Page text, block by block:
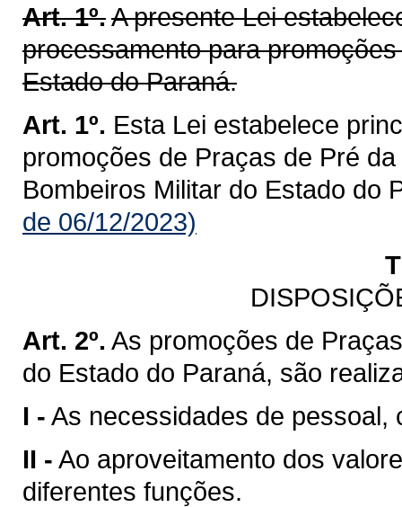
Art. 1º.A presente Lei
processamento para
Estado do Paraná.
Art. 1º. Esta Lei estabelece
promoções de Praças de Pré
Bombeiros Militar do Estado do
de 06/12/2023)
Art. 2º. As promoções de
do Estado do Paraná, são
I - As necessidades de pessoal,
II - Ao aproveitamento dos
diferentes funções.